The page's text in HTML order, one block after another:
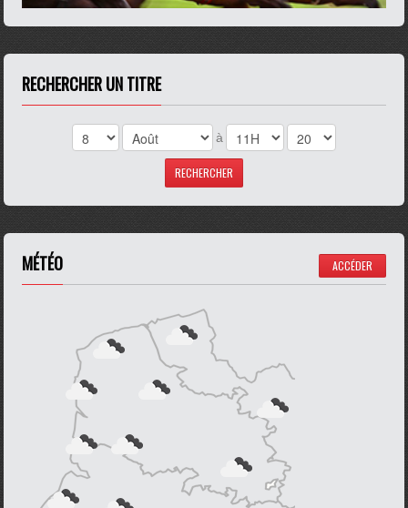
RECHERCHER UN TITRE
à
MÉTÉO ACCÉDER